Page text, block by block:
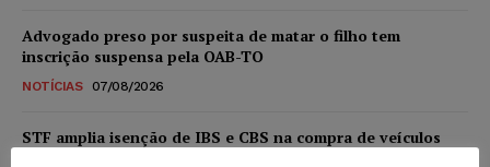
Advogado preso por suspeita de matar o filho tem
inscrição suspensa pela OAB-TO
NOTÍCIAS 07/08/2026
STF amplia isenção de IBS e CBS na compra de veículos